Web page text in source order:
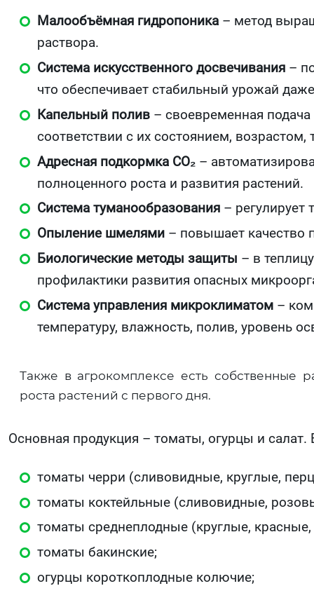
Малообъёмная гидропоника – метод
раствора.
Система искусственного досвечивания –
что обеспечивает стабильный урожай
Капельный полив – своевременная
соответствии с их состоянием,
Адресная подкормка CO₂ –
полноценного роста и развития растений.
Система туманообразования – регулирует
Опыление шмелями – повышает качество
Биологические методы защиты – в
профилактики развития опасных
Система управления микроклиматом –
температуру, влажность, полив, уровень
Также в агрокомплексе есть собственные
роста растений с первого дня.
Основная продукция – томаты, огурцы и
томаты черри (сливовидные, круглые,
томаты коктейльные (сливовидные,
томаты среднеплодные (круглые,
томаты бакинские;
огурцы короткоплодные колючие;